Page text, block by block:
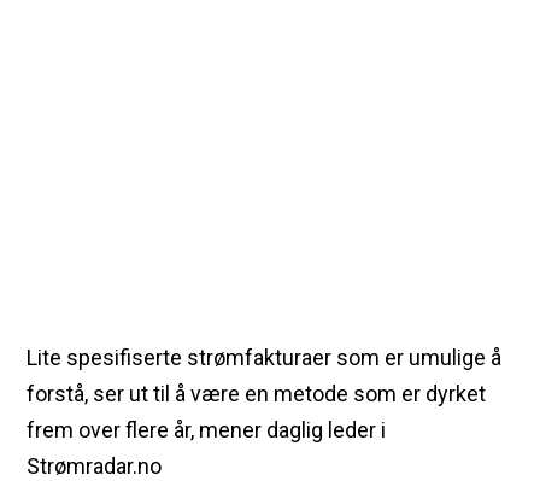
Lite spesifiserte strømfakturaer som er umulige å
forstå, ser ut til å være en metode som er dyrket
frem over flere år, mener daglig leder i
Strømradar.no